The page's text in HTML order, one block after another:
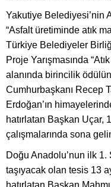
Yakutiye Belediyesi’nin
“Asfalt üretiminde atık
Türkiye Belediyeler
Proje Yarışmasında
alanında birincilik
Cumhurbaşkanı Recep
Erdoğan’ın
hatırlatan Başkan Uçar,
çalışmalarında sona
Doğu Anadolu’nun ilk 1.
taşıyacak olan tesis 13
hatırlatan Başkan